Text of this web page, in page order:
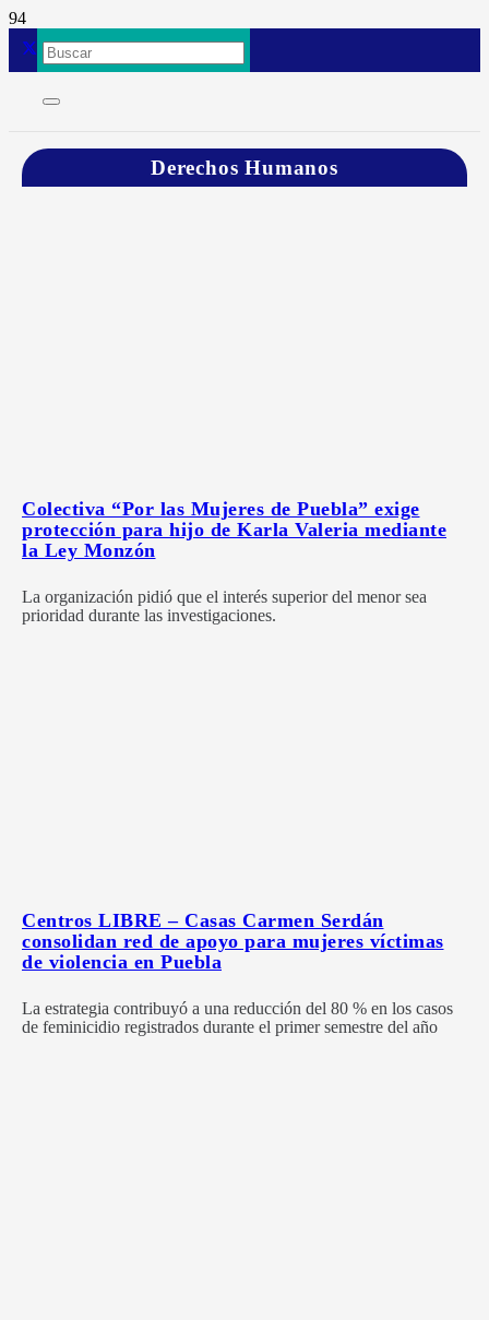
Derechos Humanos
Colectiva “Por las Mujeres de Puebla” exige
protección para hijo de Karla Valeria mediante
la Ley Monzón
La organización pidió que el interés superior del menor sea
prioridad durante las investigaciones.
Centros LIBRE – Casas Carmen Serdán
consolidan red de apoyo para mujeres víctimas
de violencia en Puebla
La estrategia contribuyó a una reducción del 80 % en los casos
de feminicidio registrados durante el primer semestre del año